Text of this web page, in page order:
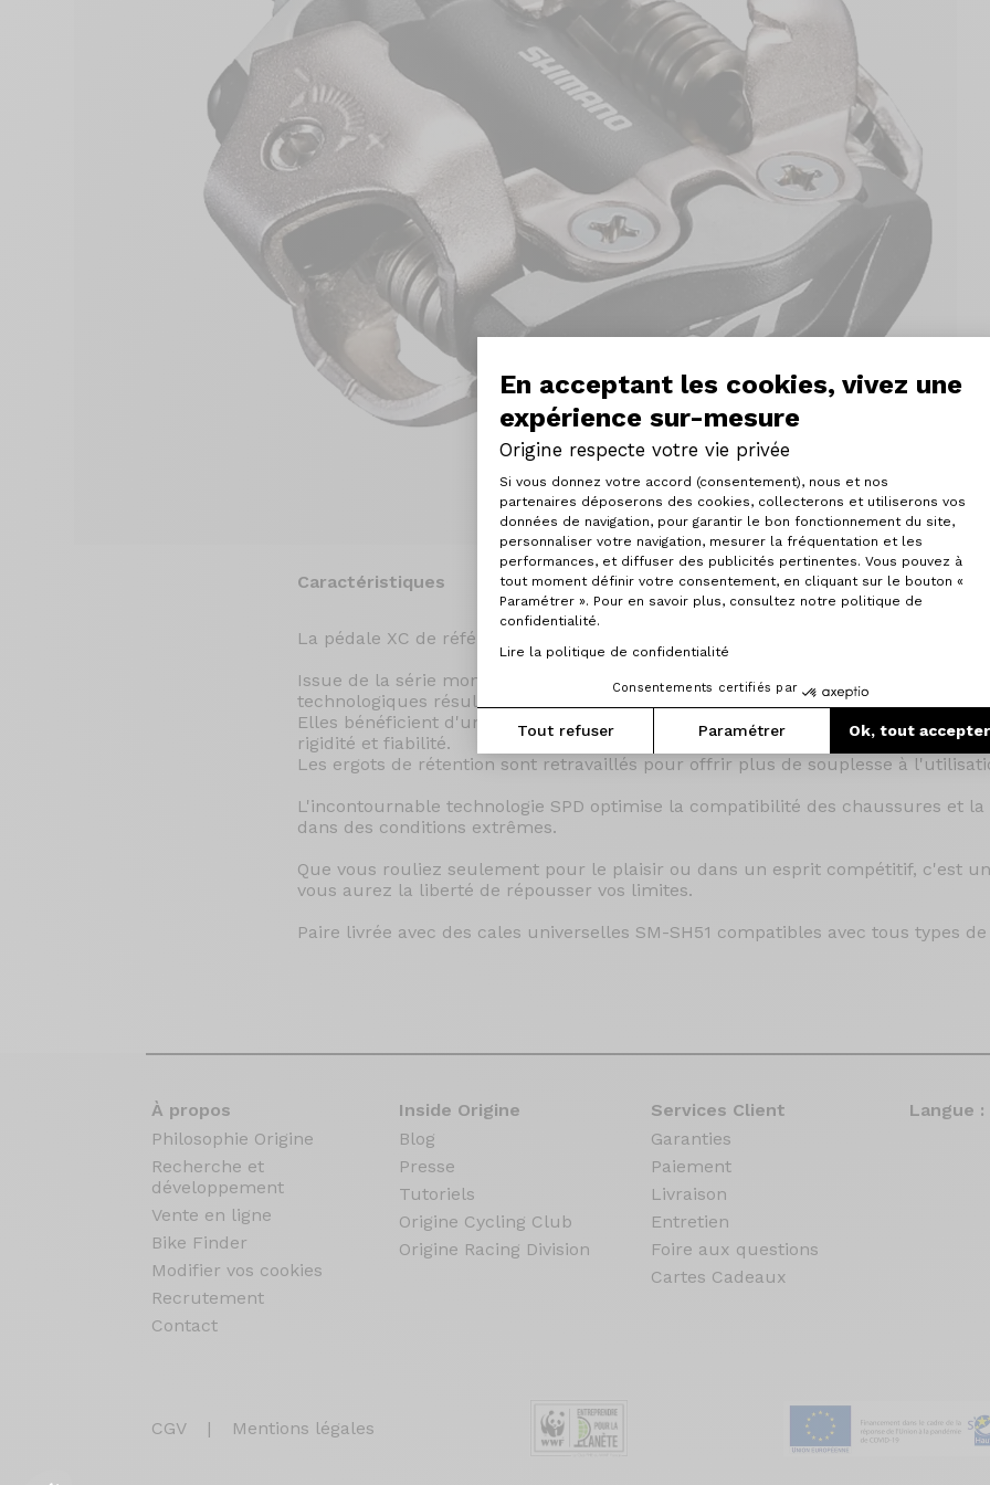
En acceptant les cookies, vivez une
expérience sur-mesure
Origine respecte votre vie privée
Plateforme de Gestion du
Si vous donnez votre accord (consentement), nous et nos
partenaires déposerons des cookies, collecterons et utiliserons vos
données de navigation, pour garantir le bon fonctionnement du site,
personnaliser votre navigation, mesurer la fréquentation et les
performances, et diffuser des publicités pertinentes. Vous pouvez à
tout moment définir votre consentement, en cliquant sur le bouton «
Paramétrer ». Pour en savoir plus, consultez notre politique de
confidentialité.
Lire la politique de confidentialité
Consentements certifiés par
Tout refuser Paramétrer Ok, tout accepter
Axeptio consent
Caractéristiques
La pédale XC de référence,
Issue de la série mondialement reconnue Shimano XT, les XT M8100 disposent
technologiques résultant de plusieurs décennies d'expérience.
Elles bénéficient d'une surface d'appui élargie en aluminium et d'un axe en
rigidité et fiabilité.
Les ergots de rétention sont retravaillés pour offrir plus de souplesse à
L'incontournable technologie SPD optimise la compatibilité des chaussures et
dans des conditions extrêmes.
Que vous rouliez seulement pour le plaisir ou dans un esprit compétitif, c'est
vous aurez la liberté de répousser vos limites.
Paire livrée avec des cales universelles SM-SH51 compatibles avec tous types
À propos
Philosophie Origine
Recherche et
développement
Vente en ligne
Bike Finder
Modifier vos cookies
Recrutement
Contact
Inside Origine
Blog
Presse
Tutoriels
Origine Cycling Club
Origine Racing Division
Services Client
Garanties
Paiement
Livraison
Entretien
Foire aux questions
Cartes Cadeaux
Langue :
CGV | Mentions légales